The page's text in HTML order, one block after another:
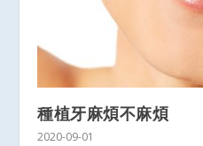
種植牙麻煩不麻煩
2020-09-01